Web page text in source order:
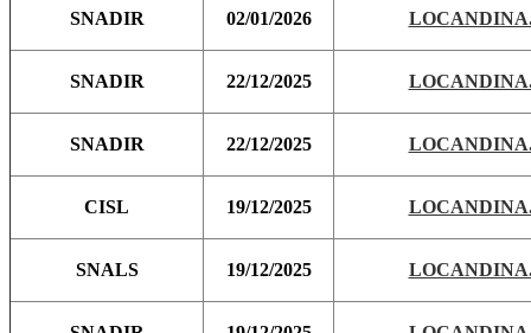
SNADIR 02/01/2026
SNADIR 22/12/2025
SNADIR 22/12/2025
CISL 19/12/2025
SNALS 19/12/2025